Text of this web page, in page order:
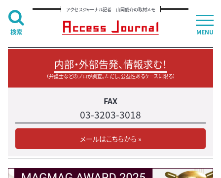
アクセスジャーナル記者 山岡俊介の取材メモ
内部・外部告発、情報求む！
（弁護士などのプロが調査。ただし、公益性あるケースに限る）
FAX
03-3203-3018
メールはこちらから »
MENU
検索